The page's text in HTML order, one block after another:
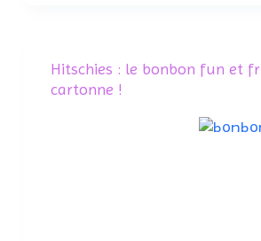
Hitschies : le bonbon fun et
cartonne !